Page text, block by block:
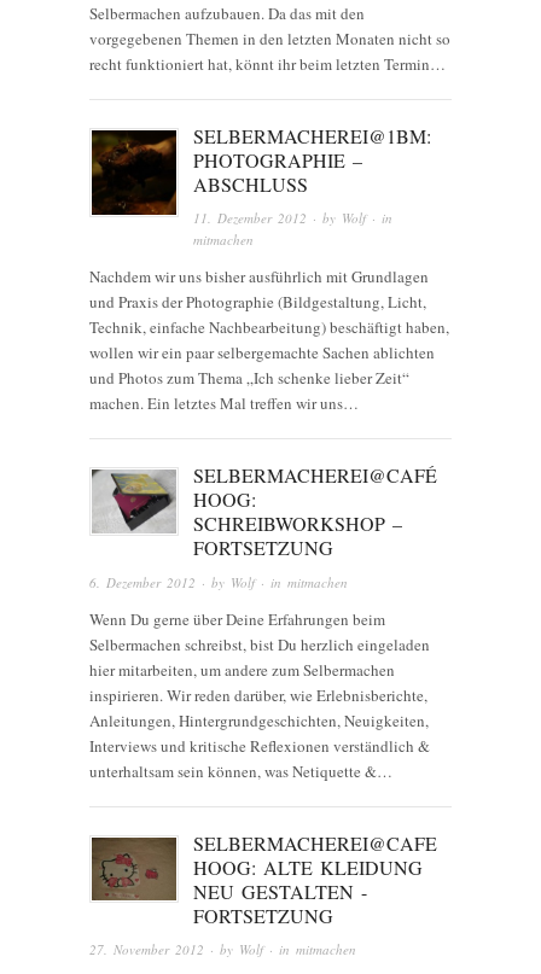
Selbermachen aufzubauen. Da das mit den
vorgegebenen Themen in den letzten Monaten nicht so
recht funktioniert hat, könnt ihr beim letzten Termin…
SELBERMACHEREI@1BM:
PHOTOGRAPHIE –
ABSCHLUSS
11. Dezember 2012 · by Wolf· in
mitmachen
Nachdem wir uns bisher ausführlich mit Grundlagen
und Praxis der Photographie (Bildgestaltung, Licht,
Technik, einfache Nachbearbeitung) beschäftigt haben,
wollen wir ein paar selbergemachte Sachen ablichten
und Photos zum Thema „Ich schenke lieber Zeit“
machen. Ein letztes Mal treffen wir uns…
SELBERMACHEREI@CAFÉ
HOOG:
SCHREIBWORKSHOP –
FORTSETZUNG
6. Dezember 2012 · by Wolf· in mitmachen
Wenn Du gerne über Deine Erfahrungen beim
Selbermachen schreibst, bist Du herzlich eingeladen
hier mitarbeiten, um andere zum Selbermachen
inspirieren. Wir reden darüber, wie Erlebnisberichte,
Anleitungen, Hintergrundgeschichten, Neuigkeiten,
Interviews und kritische Reflexionen verständlich &
unterhaltsam sein können, was Netiquette &…
SELBERMACHEREI@CAFE
HOOG: ALTE KLEIDUNG
NEU GESTALTEN -
FORTSETZUNG
27. November 2012 · by Wolf· in mitmachen